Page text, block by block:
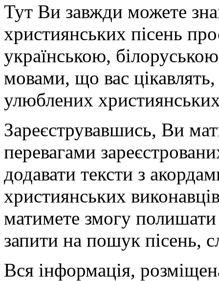
Тут Ви завжди можете
християнських пісень
українською,
мовами, що вас
улюблених
Зареєструвавшись, Ви
перевагами
додавати тексти з
християнських
матимете змогу полишати
запити на пошук пісень,
Вся інформація,